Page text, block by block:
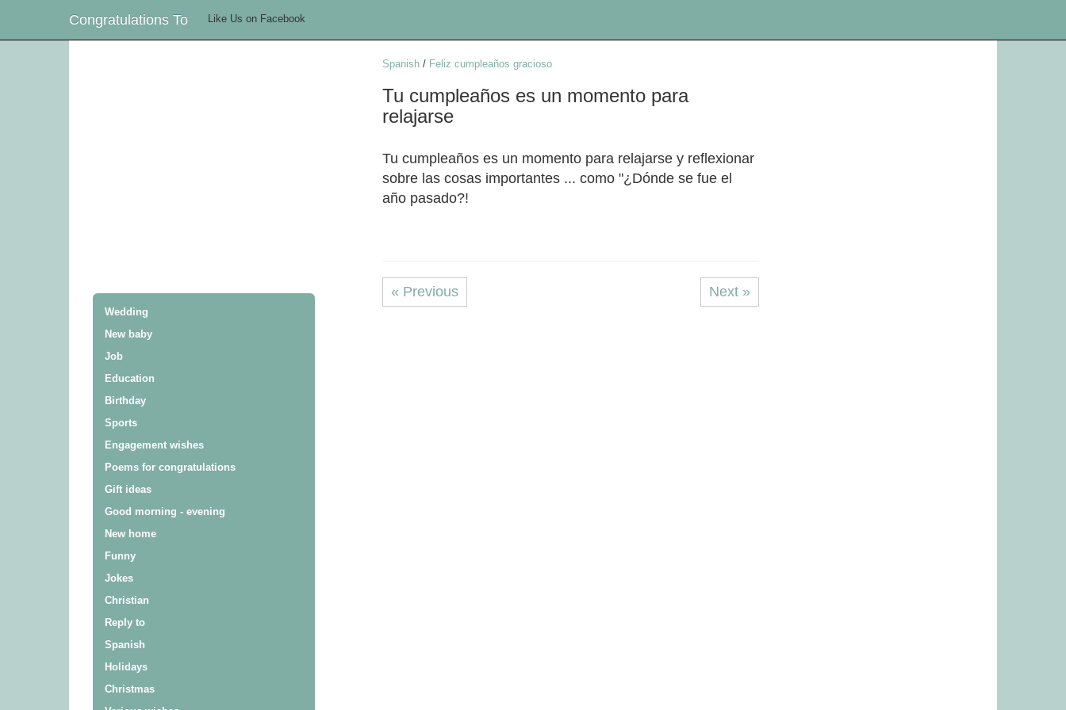
Congratulations To Like Us on Facebook
Wedding
New baby
Job
Education
Birthday
Sports
Engagement wishes
Poems for congratulations
Gift ideas
Good morning - evening
New home
Funny
Jokes
Christian
Reply to
Spanish
Holidays
Christmas
Spanish / Feliz cumpleaños gracioso
Tu cumpleaños es un momento para
relajarse
Tu cumpleaños es un momento para relajarse y reflexionar
sobre las cosas importantes ... como "¿Dónde se fue el
año pasado?!
« Previous Next »